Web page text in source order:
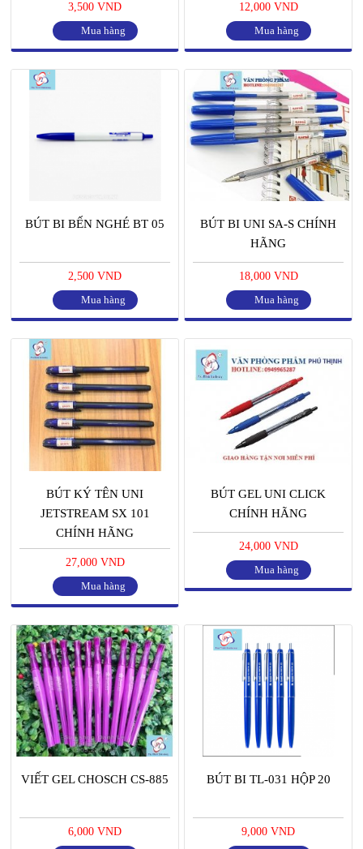
3,500 VND
Mua hàng
12,000 VND
Mua hàng
BÚT BI BẾN NGHÉ BT 05
2,500 VND
Mua hàng
BÚT BI UNI SA-S CHÍNH
HÃNG
18,000 VND
Mua hàng
BÚT KÝ TÊN UNI
JETSTREAM SX 101
CHÍNH HÃNG
27,000 VND
Mua hàng
BÚT GEL UNI CLICK
CHÍNH HÃNG
24,000 VND
Mua hàng
VIẾT GEL CHOSCH CS-885
6,000 VND
BÚT BI TL-031 HỘP 20
9,000 VND